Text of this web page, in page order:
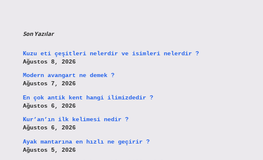
Son Yazılar
Kuzu eti çeşitleri nelerdir ve isimleri nelerdir ?
Ağustos 8, 2026
Modern avangart ne demek ?
Ağustos 7, 2026
En çok antik kent hangi ilimizdedir ?
Ağustos 6, 2026
Kur’an’ın ilk kelimesi nedir ?
Ağustos 6, 2026
Ayak mantarına en hızlı ne geçirir ?
Ağustos 5, 2026